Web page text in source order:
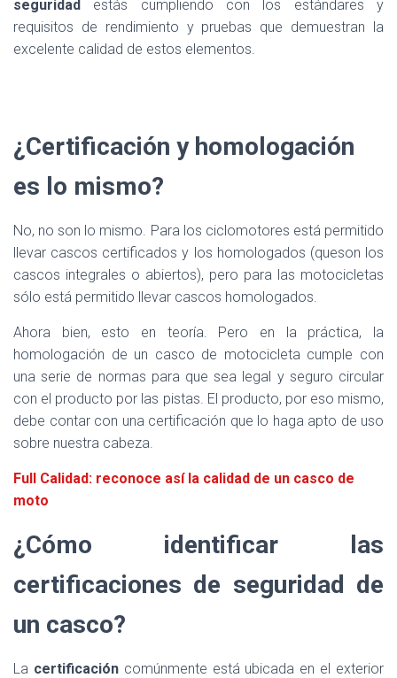
seguridad estás cumpliendo con los estándares y
requisitos de rendimiento y pruebas que demuestran la
excelente calidad de estos elementos.
¿Certificación y homologación
es lo mismo?
No, no son lo mismo. Para los ciclomotores está permitido
llevar cascos certificados y los homologados (queson los
cascos integrales o abiertos), pero para las motocicletas
sólo está permitido llevar cascos homologados.
Ahora bien, esto en teoría. Pero en la práctica, la
homologación de un casco de motocicleta cumple con
una serie de normas para que sea legal y seguro circular
con el producto por las pistas. El producto, por eso mismo,
debe contar con una certificación que lo haga apto de uso
sobre nuestra cabeza.
Full Calidad: reconoce así la calidad de un casco de
moto
¿Cómo identificar las
certificaciones de seguridad de
un casco?
La certificacióncomúnmente está ubicada en el exterior